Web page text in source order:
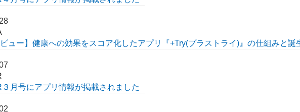
ビュー】健康への効果をスコア化したアプリ『+Try(プラストライ)』の仕組みと誕
月号にアプリ情報が掲載されました